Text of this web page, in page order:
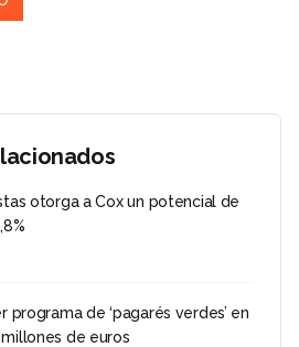
otorga a Cox un potencial de
programa de ‘pagarés verdes’ en
de euros